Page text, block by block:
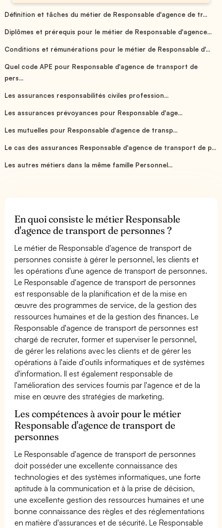
Définition et tâches du métier de Responsable d'agence de tr...
Diplômes et prérequis pour le métier de Responsable d'agence...
Conditions et rémunérations pour le métier de Responsable d'...
Quel code APE pour Responsable d'agence de transport de
pers...
Les assurances responsabilités civiles profession...
Les assurances prévoyances pour Responsable d'age...
Les mutuelles pour Responsable d'agence de transp...
Le cas des assurances Responsable d'agence de transport de p...
Les autres métiers dans la même famille Personnel...
En quoi consiste le métier Responsable
d'agence de transport de personnes ?
Le métier de Responsable d'agence de transport de
personnes consiste à gérer le personnel, les clients et
les opérations d'une agence de transport de personnes.
Le Responsable d'agence de transport de personnes
est responsable de la planification et de la mise en
œuvre des programmes de service, de la gestion des
ressources humaines et de la gestion des finances. Le
Responsable d'agence de transport de personnes est
chargé de recruter, former et superviser le personnel,
de gérer les relations avec les clients et de gérer les
opérations à l'aide d'outils informatiques et de systèmes
d'information. Il est également responsable de
l'amélioration des services fournis par l'agence et de la
mise en œuvre des stratégies de marketing.
Les compétences à avoir pour le métier
Responsable d'agence de transport de
personnes
Le Responsable d'agence de transport de personnes
doit posséder une excellente connaissance des
technologies et des systèmes informatiques, une forte
aptitude à la communication et à la prise de décision,
une excellente gestion des ressources humaines et une
bonne connaissance des règles et des réglementations
en matière d'assurances et de sécurité. Le Responsable